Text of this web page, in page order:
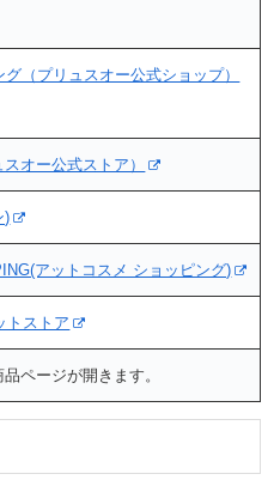
（プリュスオー公式ショップ）
オー公式ストア）
)
アットコスメ ショッピング)
トストア
ページが開きます。